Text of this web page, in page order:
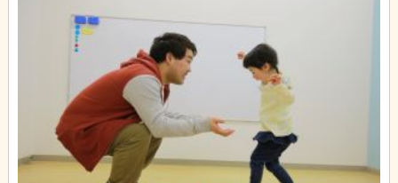
終礼|スタッフ間でお子さま保護者さまの情報共有や翌日の準備
をします。
退勤|本日もお疲れさまでした！